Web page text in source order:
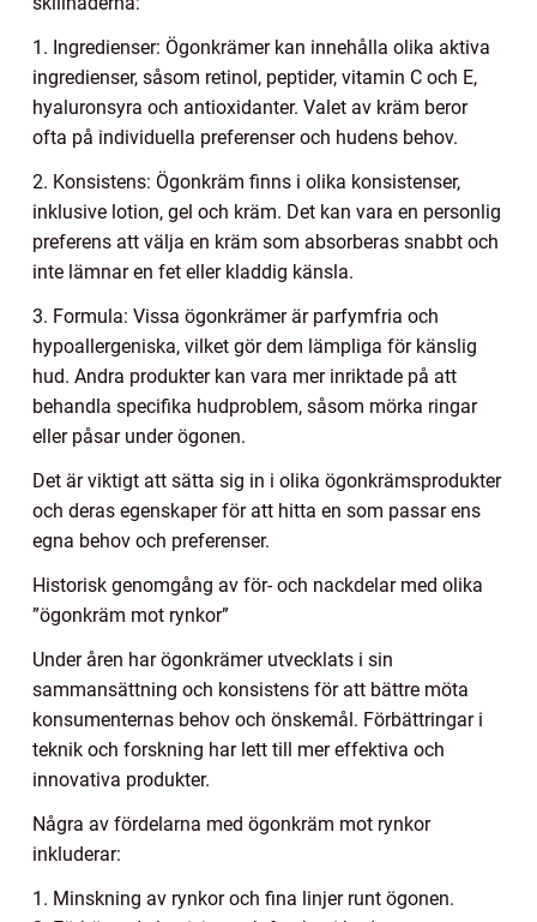
1. Ingredienser: Ögonkrämer kan innehålla olika aktiva
ingredienser, såsom retinol, peptider, vitamin C och E,
hyaluronsyra och antioxidanter. Valet av kräm beror
ofta på individuella preferenser och hudens behov.
2. Konsistens: Ögonkräm finns i olika konsistenser,
inklusive lotion, gel och kräm. Det kan vara en personlig
preferens att välja en kräm som absorberas snabbt och
inte lämnar en fet eller kladdig känsla.
3. Formula: Vissa ögonkrämer är parfymfria och
hypoallergeniska, vilket gör dem lämpliga för känslig
hud. Andra produkter kan vara mer inriktade på att
behandla specifika hudproblem, såsom mörka ringar
eller påsar under ögonen.
Det är viktigt att sätta sig in i olika ögonkrämsprodukter
och deras egenskaper för att hitta en som passar ens
egna behov och preferenser.
Historisk genomgång av för- och nackdelar med olika
”ögonkräm mot rynkor”
Under åren har ögonkrämer utvecklats i sin
sammansättning och konsistens för att bättre möta
konsumenternas behov och önskemål. Förbättringar i
teknik och forskning har lett till mer effektiva och
innovativa produkter.
Några av fördelarna med ögonkräm mot rynkor
inkluderar:
1. Minskning av rynkor och fina linjer runt ögonen.